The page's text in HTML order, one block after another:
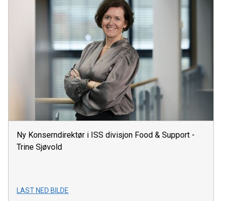
Ny Konserndirektør i ISS divisjon Food & Support -
Trine Sjøvold
LAST NED BILDE